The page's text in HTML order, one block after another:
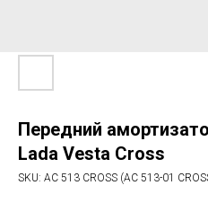
Передний
Lada Vesta Cross
SKU: АС 513 CROSS (AC 513-01